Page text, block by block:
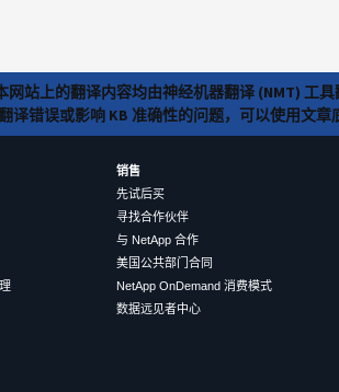
站上的翻译内容均由神经机器翻译 (NMT) 工
错误或影响 KB 准确性的问题，可以使用文章
销售
先试后买
寻找合作伙伴
与 NetApp 合作
美国公共部门合同
NetApp OnDemand 消费模式
数据远见者中心